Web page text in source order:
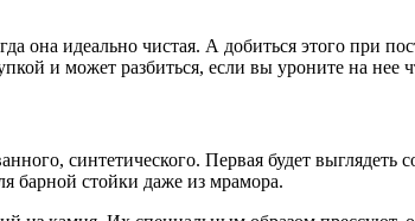
она идеально чистая. А добиться этого при
и может разбиться, если вы уроните на нее
синтетического. Первая будет
барной стойки даже из мрамора.